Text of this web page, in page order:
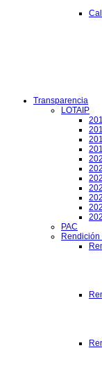
Transparencia
LOTAIP
PAC